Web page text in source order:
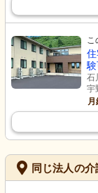
こ
石
宇
月
同じ法人の